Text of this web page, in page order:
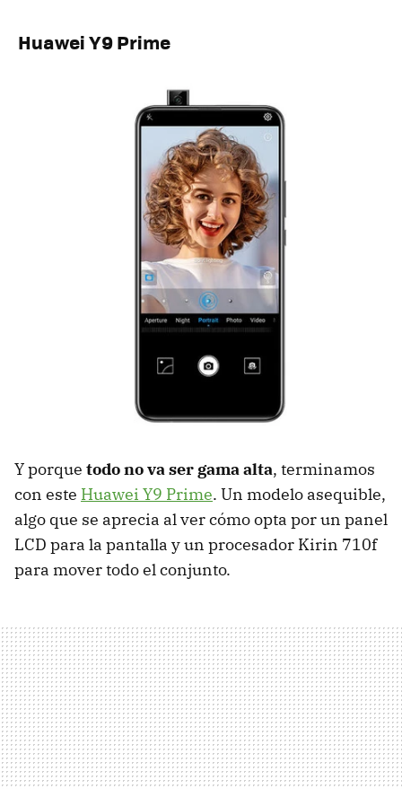
Huawei Y9 Prime
Y porque todo no va ser gama alta, terminamos
con este Huawei Y9 Prime. Un modelo asequible,
algo que se aprecia al ver cómo opta por un panel
LCD para la pantalla y un procesador Kirin 710f
para mover todo el conjunto.